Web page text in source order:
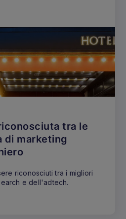
tra le
di marketing
riconosciuti tra i migliori
e dell'adtech.